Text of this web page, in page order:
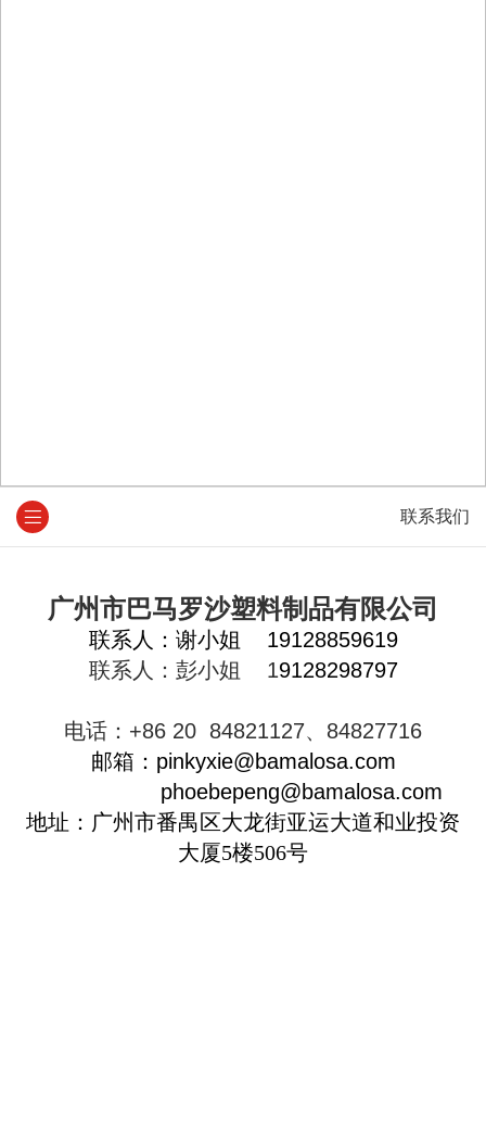
联系我们
广州市巴马罗沙塑料制品有限公司
联系人：谢小姐 19128859619
联系人：彭小姐 19128298797
电话： +86 20 84821127、 84827716
邮箱： pinkyxie@bamalosa.com
phoebepeng@bamalosa.com
地址：广州市番禺区大龙街亚运大道和业投资
大厦5楼506号